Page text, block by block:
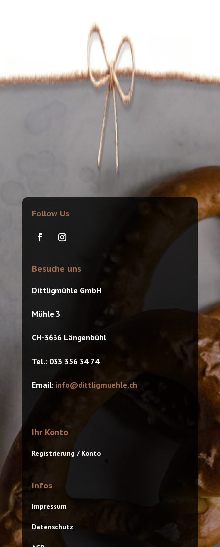
Follow Us
Besuche uns
Dittligmühle GmbH
Mühle 3
CH-3636 Längenbühl
Tel.: 033 356 34 74
Email: info@dittligmuehle.ch
Ihr Konto
Registrierung / Konto
Infos
Impressum
Datenschutz